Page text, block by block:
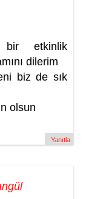
bir etkinlik
dilerim
biz de sık
olsun
Yanıtla